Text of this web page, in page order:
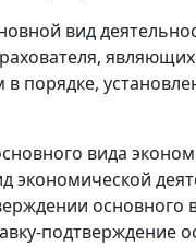
вид
порядке,
вида
подтверждение